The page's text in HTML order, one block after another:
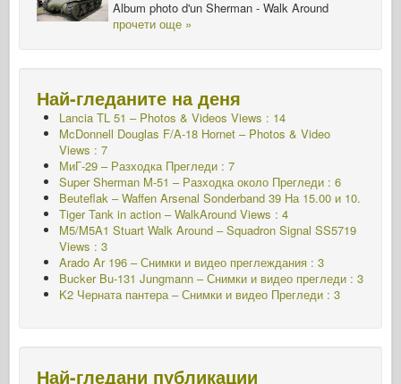
Album photo d'un Sherman - Walk Around
прочети още »
Най-гледаните на деня
Lancia TL 51 – Photos & Videos Views : 14
McDonnell Douglas F/A-18 Hornet – Photos & Video
Views : 7
МиГ-29 – Разходка Прегледи : 7
Super Sherman M-51 – Разходка около Прегледи : 6
Beuteflak – Waffen Arsenal Sonderband 39 На 15.00 и 10.
Tiger Tank in action – WalkAround Views : 4
M5/M5A1 Stuart Walk Around – Squadron Signal SS5719
Views : 3
Arado Ar 196 – Снимки и видео преглеждания : 3
Bucker Bu-131 Jungmann – Снимки и видео прегледи : 3
K2 Черната пантера – Снимки и видео Прегледи : 3
Най-гледани публикации